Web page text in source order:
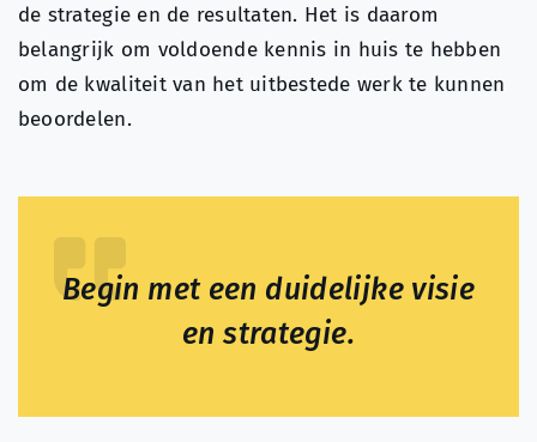
de strategie en de resultaten. Het is daarom
belangrijk om voldoende kennis in huis te hebben
om de kwaliteit van het uitbestede werk te kunnen
beoordelen.
Begin met een duidelijke visie
en strategie.